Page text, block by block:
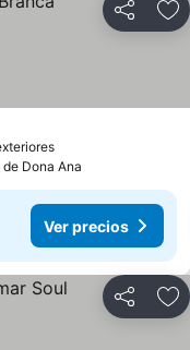
Compartir
Dona Ana
Ver precios
Compartir